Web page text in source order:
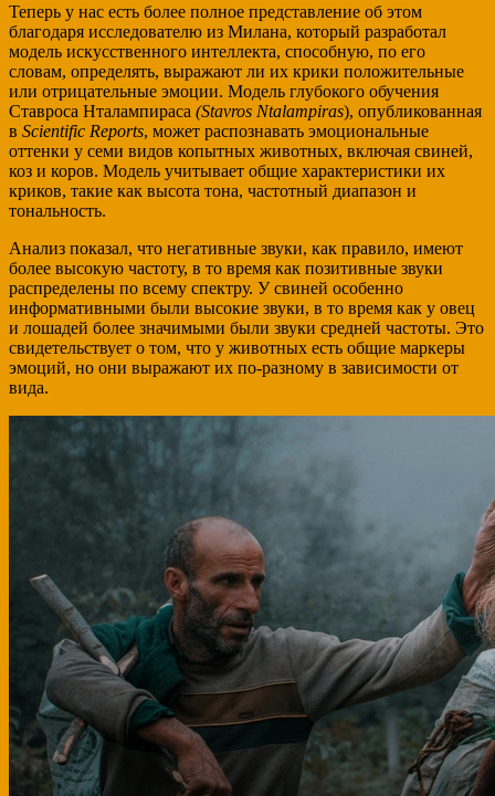
Теперь у нас есть более полное представление об этом
благодаря исследователю из Милана, который разработал
модель искусственного интеллекта, способную, по его
словам, определять, выражают ли их крики положительные
или отрицательные эмоции. Модель глубокого обучения
Ставроса Нталампираса (Stavros Ntalampiras), опубликованная
в Scientific Reports, может распознавать эмоциональные
оттенки у семи видов копытных животных, включая свиней,
коз и коров. Модель учитывает общие характеристики их
криков, такие как высота тона, частотный диапазон и
тональность.
Анализ показал, что негативные звуки, как правило, имеют
более высокую частоту, в то время как позитивные звуки
распределены по всему спектру. У свиней особенно
информативными были высокие звуки, в то время как у овец
и лошадей более значимыми были звуки средней частоты. Это
свидетельствует о том, что у животных есть общие маркеры
эмоций, но они выражают их по-разному в зависимости от
вида.